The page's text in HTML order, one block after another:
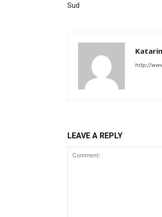
Sud
http://
LEAVE A REPLY